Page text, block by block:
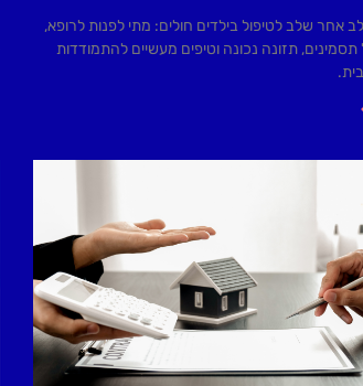
אחר שלב לטיפול בילדים חולים: מתי לפנות לרופא,
תזונה נכונה וטיפים מעשיים להתמודדות